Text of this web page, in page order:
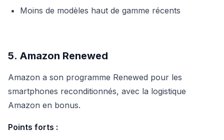
Moins de modèles haut de gamme récents
5. Amazon Renewed
Amazon a son programme Renewed pour les
smartphones reconditionnés, avec la logistique
Amazon en bonus.
Points forts :